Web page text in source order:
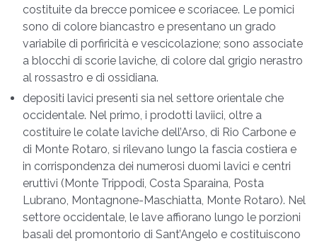
costituite da brecce pomicee e scoriacee. Le pomici
sono di colore biancastro e presentano un grado
variabile di porfiricità e vescicolazione; sono associate
a blocchi di scorie laviche, di colore dal grigio nerastro
al rossastro e di ossidiana.
depositi lavici presenti sia nel settore orientale che
occidentale. Nel primo, i prodotti laviici, oltre a
costituire le colate laviche dell’Arso, di Rio Carbone e
di Monte Rotaro, si rilevano lungo la fascia costiera e
in corrispondenza dei numerosi duomi lavici e centri
eruttivi (Monte Trippodi, Costa Sparaina, Posta
Lubrano, Montagnone-Maschiatta, Monte Rotaro). Nel
settore occidentale, le lave affiorano lungo le porzioni
basali del promontorio di Sant’Angelo e costituiscono